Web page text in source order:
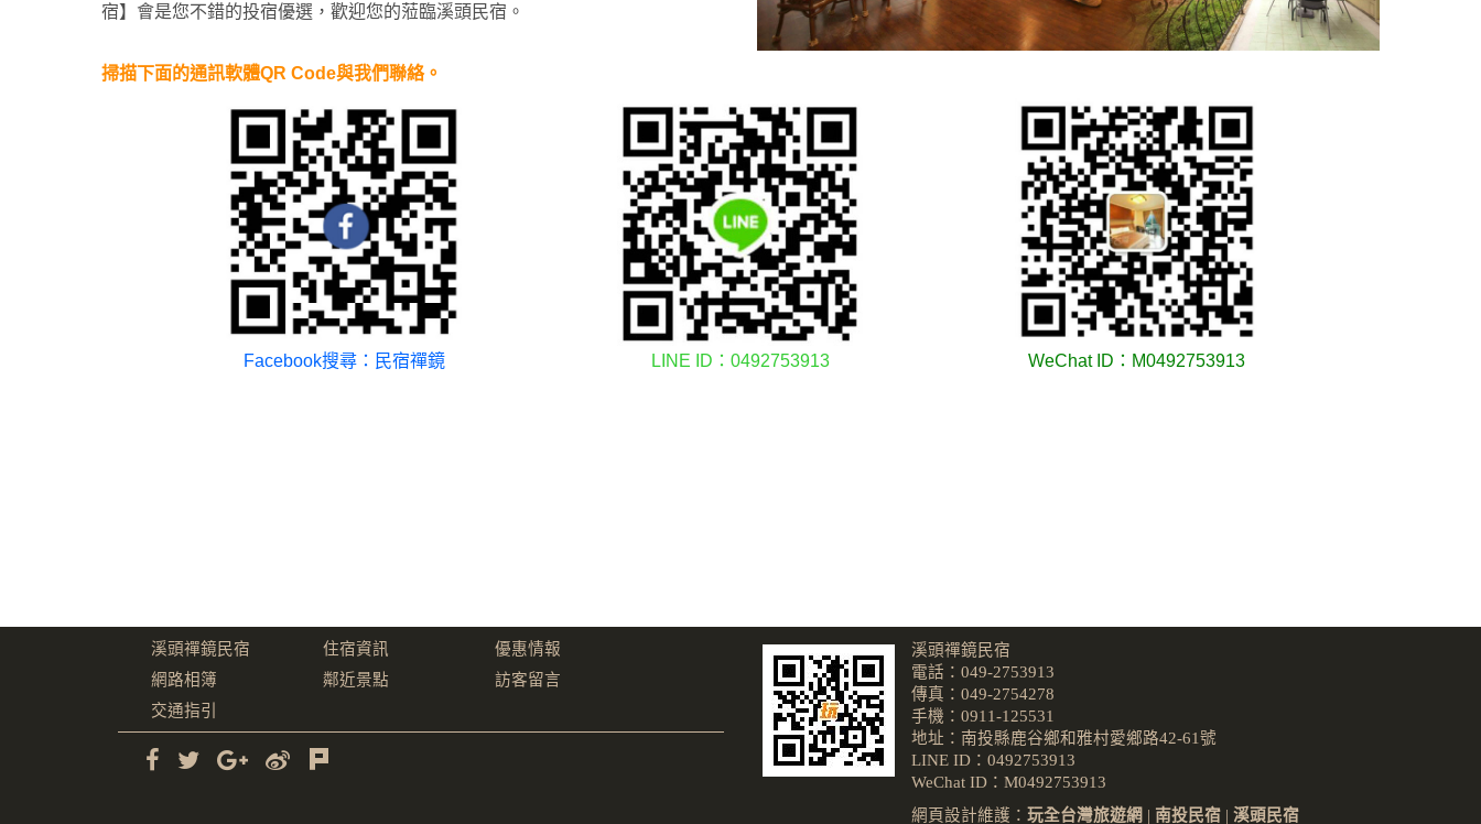
宿】會是您不錯的投宿優選，歡迎您的蒞臨溪頭民宿。
掃描下面的通訊軟體QR Code與我們聯絡。
Facebook搜尋：民宿禪鏡 LINE ID：0492753913 WeChat ID：M0492753913
溪頭禪鏡民宿 住宿資訊
優惠情報
網路相簿
鄰近景點
訪客留言
交通指引
溪頭禪鏡民宿
電話：049-2753913
傳真：049-2754278
手機：0911-125531
地址：南投縣鹿谷鄉和雅村愛鄉路42-61號
LINE ID：0492753913
WeChat ID：M0492753913
網頁設計維護： 玩全台灣旅遊網 | 南投民宿 | 溪頭民宿